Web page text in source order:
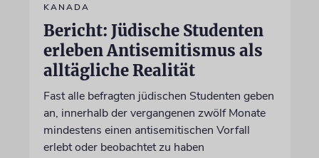
KANADA
Bericht: Jüdische Studenten
erleben Antisemitismus als
alltägliche Realität
Fast alle befragten jüdischen Studenten geben
an, innerhalb der vergangenen zwölf Monate
mindestens einen antisemitischen Vorfall
erlebt oder beobachtet zu haben